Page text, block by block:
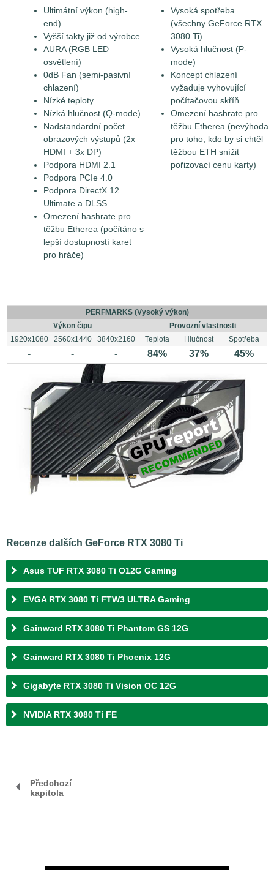
Ultimátní výkon (high-
end)
Vyšší takty již od výrobce
AURA (RGB LED
osvětlení)
0dB Fan (semi-pasivní
chlazení)
Nízké teploty
Nízká hlučnost (Q-mode)
Nadstandardní počet
obrazových výstupů (2x
HDMI + 3x DP)
Podpora HDMI 2.1
Podpora PCIe 4.0
Podpora DirectX 12
Ultimate a DLSS
Omezení hashrate pro
těžbu Etherea (počítáno s
lepší dostupností karet
pro hráče)
Vysoká spotřeba
(všechny GeForce RTX
3080 Ti)
Vysoká hlučnost (P-
mode)
Koncept chlazení
vyžaduje vyhovující
počítačovou skříň
Omezení hashrate pro
těžbu Etherea (nevýhoda
pro toho, kdo by si chtěl
těžbou ETH snížit
pořizovací cenu karty)
PERFMARKS (Vysoký výkon)
Výkon čipu
Provozní vlastnosti
1920x1080
2560x1440 3840x2160 Teplota Hlučnost Spotřeba
- - - 84% 37% 45%
Recenze dalších GeForce RTX 3080 Ti
Asus TUF RTX 3080 Ti O12G Gaming
EVGA RTX 3080 Ti FTW3 ULTRA Gaming
Gainward RTX 3080 Ti Phantom GS 12G
Gainward RTX 3080 Ti Phoenix 12G
Gigabyte RTX 3080 Ti Vision OC 12G
NVIDIA RTX 3080 Ti FE
Předchozí
kapitola